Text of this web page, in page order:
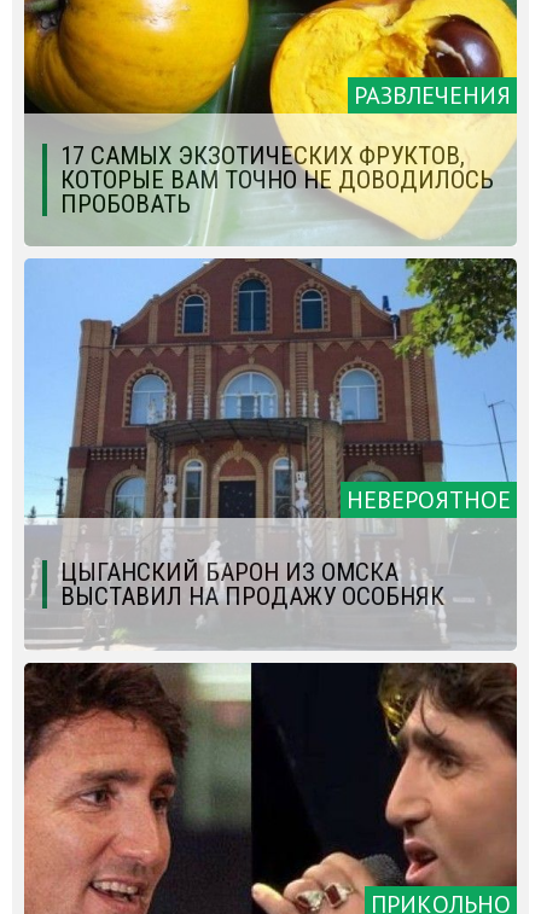
РАЗВЛЕЧЕНИЯ
17 САМЫХ ЭКЗОТИЧЕСКИХ ФРУКТОВ,
КОТОРЫЕ ВАМ ТОЧНО НЕ ДОВОДИЛОСЬ
ПРОБОВАТЬ
НЕВЕРОЯТНОЕ
ЦЫГАНСКИЙ БАРОН ИЗ ОМСКА
ВЫСТАВИЛ НА ПРОДАЖУ ОСОБНЯК
ПРИКОЛЬНО